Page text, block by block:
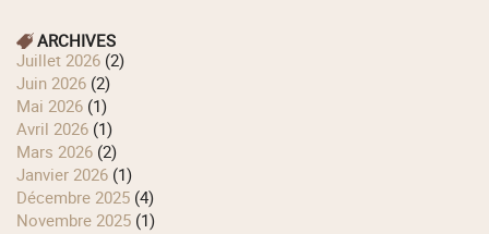
ARCHIVES
juillet 2026 (2)
juin 2026 (2)
mai 2026 (1)
avril 2026 (1)
mars 2026 (2)
janvier 2026 (1)
décembre 2025 (4)
novembre 2025 (1)